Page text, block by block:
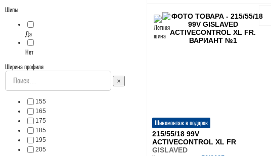
Шипы
Да
Нет
Ширина профиля
×
155
165
175
185
195
205
Шиномонтаж в подарок
215/55/18 99V
ACTIVECONTROL XL FR
GISLAVED